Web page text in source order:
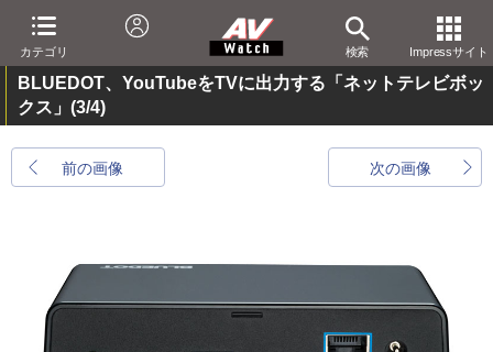
カテゴリ 検索 Impressサイト
BLUEDOT、YouTubeをTVに出力する「ネットテレビボッ
クス」 (3/4)
前の画像 次の画像